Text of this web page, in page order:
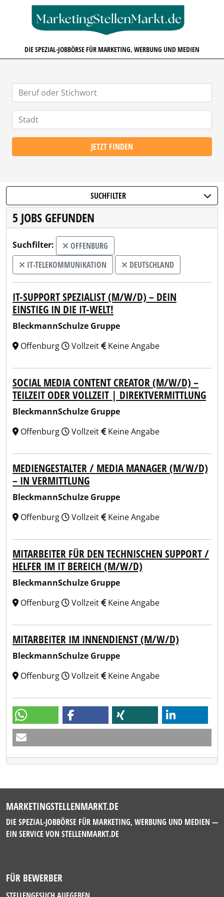
DIE SPEZIAL-JOBBÖRSE FÜR MARKETING, WERBUNG UND MEDIEN
JETZT FINDEN
SUCHFILTER
5 JOBS GEFUNDEN
Suchfilter:
OFFENBURG
IT-TELEKOMMUNIKATION
DEUTSCHLAND
IT-SUPPORT SPEZIALIST (M/W/D) – DEIN
EINSTIEG IN DIE IT-WELT!
BleckmannSchulze Gruppe
Offenburg
Vollzeit Keine Angabe
SOCIAL MEDIA CONTENT CREATOR (M/W/D) –
TEILZEIT ODER VOLLZEIT | DIREKTVERMITTLUNG
BleckmannSchulze Gruppe
Offenburg
Vollzeit Keine Angabe
MEDIENGESTALTER / MEDIA MANAGER (M/W/D)
– IN VERMITTLUNG
BleckmannSchulze Gruppe
Offenburg
Vollzeit Keine Angabe
MITARBEITER FÜR DEN TECHNISCHEN SUPPORT /
HELFER IM IT BEREICH (M/W/D)
BleckmannSchulze Gruppe
Offenburg
Vollzeit Keine Angabe
MITARBEITER IM INNENDIENST (M/W/D)
BleckmannSchulze Gruppe
Offenburg
Vollzeit Keine Angabe
MARKETINGSTELLENMARKT.DE
DIE SPEZIAL-JOBBÖRSE FÜR MARKETING, WERBUNG UND MEDIEN —
EIN SERVICE VON STELLENMARKT.DE
FÜR BEWERBER